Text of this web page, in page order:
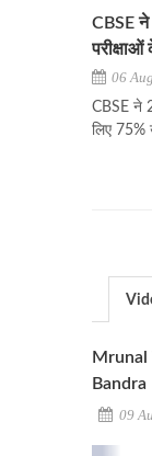
CBSE ने
06
CBSE ने
लिए 75%
Bandra
09